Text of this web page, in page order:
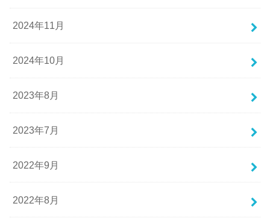
2024年11月
2024年10月
2023年8月
2023年7月
2022年9月
2022年8月